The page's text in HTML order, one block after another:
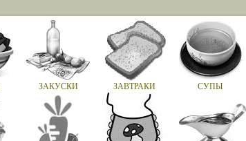
ЗАКУСКИ ЗАВТРАКИ СУПЫ